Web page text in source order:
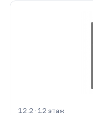
12.2 · 12 этаж